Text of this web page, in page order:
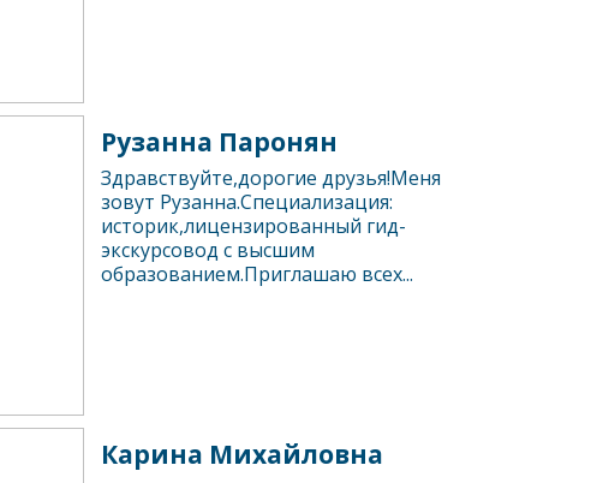
Рузанна Паронян
Здравствуйте,дорогие друзья!Меня
зовут Рузанна.Специализация:
историк,лицензированный гид-
экскурсовод с высшим
образованием.Приглашаю всех...
Карина Михайловна